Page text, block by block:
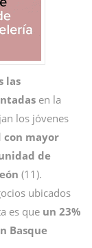
las
en la
los jóvenes
con mayor
de
(11).
ubicados
es que un 23%
Basque